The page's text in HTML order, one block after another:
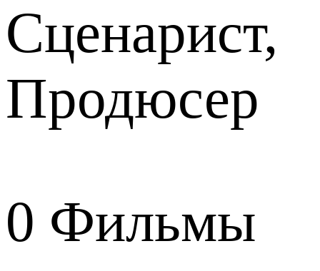
Сценарист,
Продюсер
0 Фильмы